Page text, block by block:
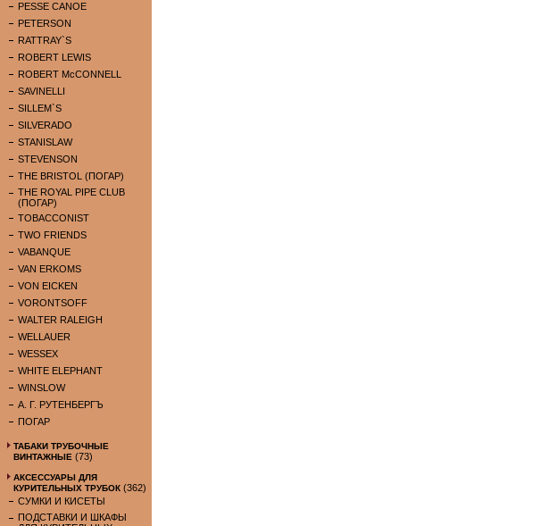
PESSE CANOE
PETERSON
RATTRAY`S
ROBERT LEWIS
ROBERT McCONNELL
SAVINELLI
SILLEM`S
SILVERADO
STANISLAW
STEVENSON
THE BRISTOL (ПОГАР)
THE ROYAL PIPE CLUB
(ПОГАР)
TOBACCONIST
TWO FRIENDS
VABANQUE
VAN ERKOMS
VON EICKEN
VORONTSOFF
WALTER RALEIGH
WELLAUER
WESSEX
WHITE ELEPHANT
WINSLOW
А. Г. РУТЕНБЕРГЪ
ПОГАР
ТАБАКИ ТРУБОЧНЫЕ
ВИНТАЖНЫЕ (73)
АКСЕССУАРЫ ДЛЯ
КУРИТЕЛЬНЫХ ТРУБОК (362)
СУМКИ И КИСЕТЫ
ПОДСТАВКИ И ШКАФЫ